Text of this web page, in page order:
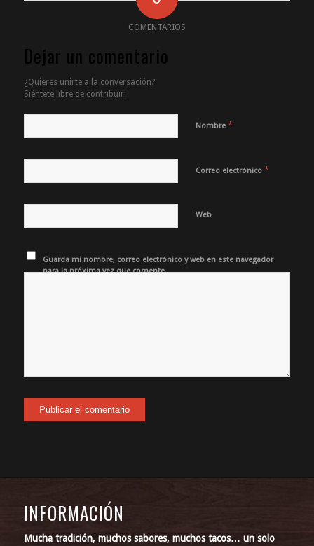
COMENTARIOS
Dejar un comentario
¿Quieres unirte a la conversación?
Siéntete libre de contribuir!
Nombre *
Correo electrónico *
Web
Guarda mi nombre, correo electrónico y web en este navegador
para la próxima vez que comente.
INFORMACIÓN
Mucha tradición, muchos sabores, muchos tacos… un solo